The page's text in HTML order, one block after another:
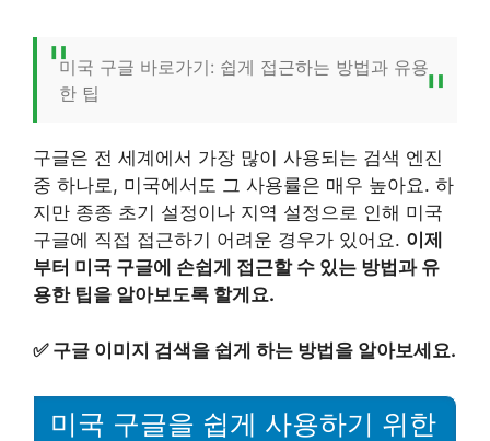
미국 구글 바로가기: 쉽게 접근하는 방법과 유용
한 팁
구글은 전 세계에서 가장 많이 사용되는 검색 엔진
중 하나로, 미국에서도 그 사용률은 매우 높아요. 하
지만 종종 초기 설정이나 지역 설정으로 인해 미국
구글에 직접 접근하기 어려운 경우가 있어요. 이제
부터 미국 구글에 손쉽게 접근할 수 있는 방법과 유
용한 팁을 알아보도록 할게요.
✅ 구글 이미지 검색을 쉽게 하는 방법을 알아보세요.
미국 구글을 쉽게 사용하기 위한